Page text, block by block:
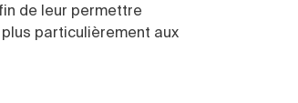
de leur permettre
plus particulièrement aux